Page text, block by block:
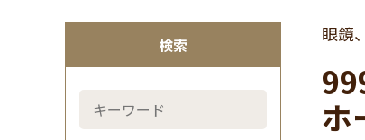
検索 眼鏡
ホ